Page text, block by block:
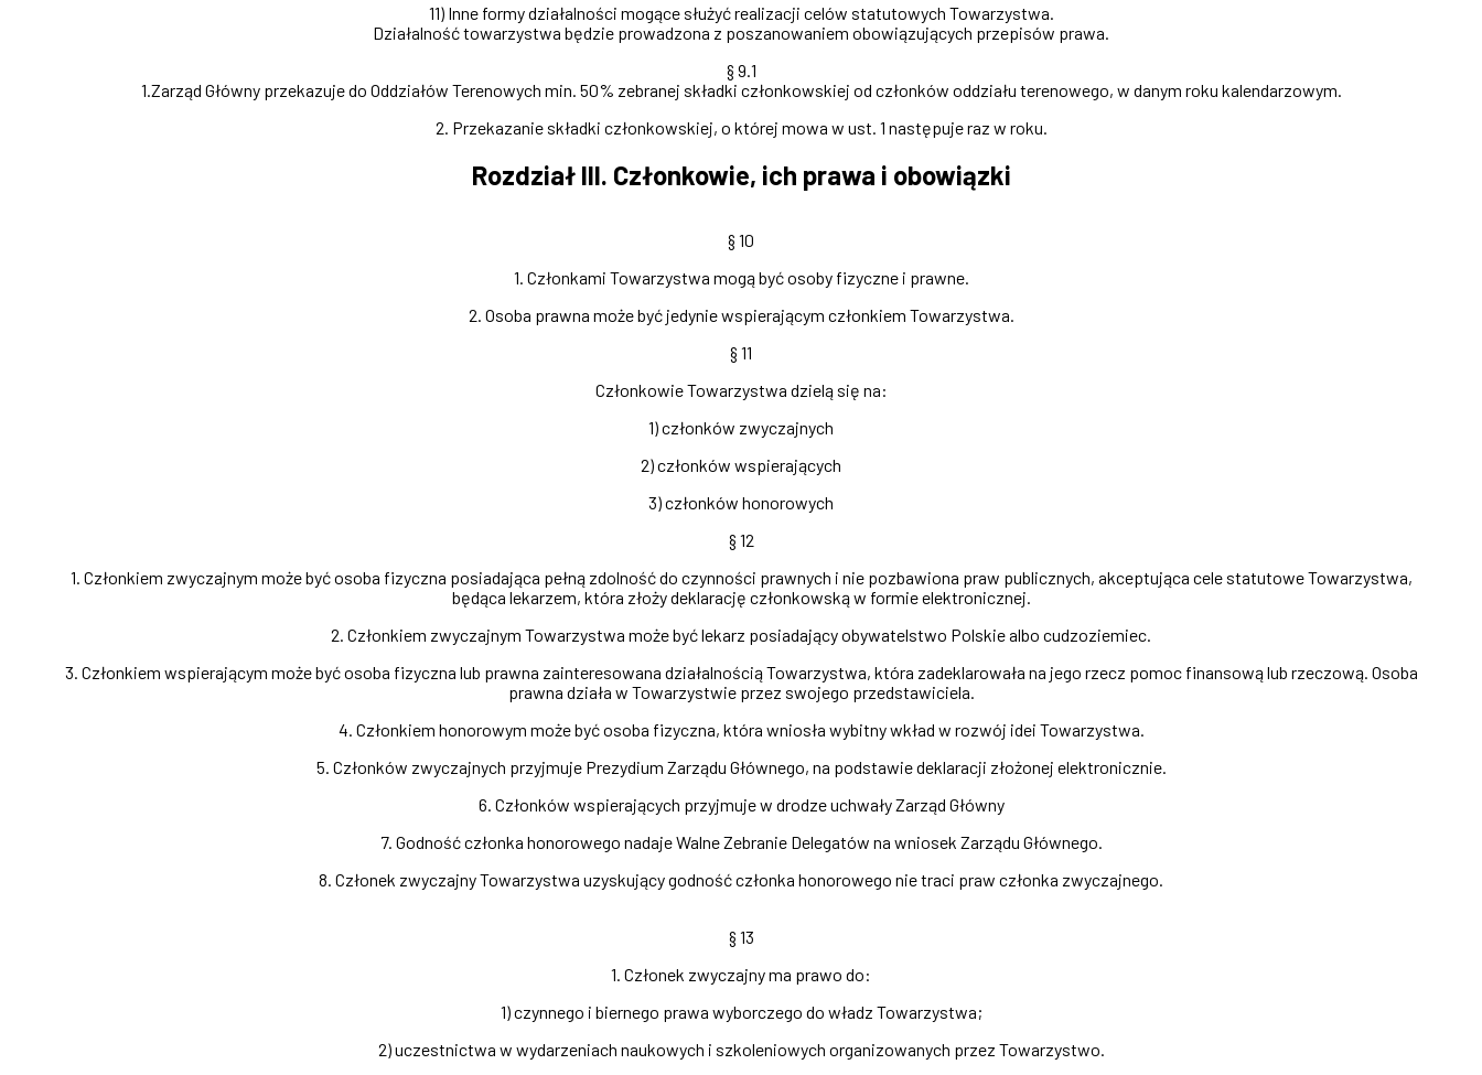
11) Inne formy działalności mogące służyć realizacji celów statutowych Towarzystwa.
Działalność towarzystwa będzie prowadzona z poszanowaniem obowiązujących przepisów prawa.
§ 9.1
1.Zarząd Główny przekazuje do Oddziałów Terenowych min. 50% zebranej składki członkowskiej od członków oddziału terenowego, w danym roku kalendarzowym.
2. Przekazanie składki członkowskiej, o której mowa w ust. 1 następuje raz w roku.
Rozdział III. Członkowie, ich prawa i obowiązki
§ 10
1. Członkami Towarzystwa mogą być osoby fizyczne i prawne.
2. Osoba prawna może być jedynie wspierającym członkiem Towarzystwa.
§ 11
Członkowie Towarzystwa dzielą się na:
1) członków zwyczajnych
2) członków wspierających
3) członków honorowych
§ 12
1. Członkiem zwyczajnym może być osoba fizyczna posiadająca pełną zdolność do czynności prawnych i nie pozbawiona praw publicznych, akceptująca cele statutowe Towarzystwa,
będąca lekarzem, która złoży deklarację członkowską w formie elektronicznej.
2. Członkiem zwyczajnym Towarzystwa może być lekarz posiadający obywatelstwo Polskie albo cudzoziemiec.
3. Członkiem wspierającym może być osoba fizyczna lub prawna zainteresowana działalnością Towarzystwa, która zadeklarowała na jego rzecz pomoc finansową lub rzeczową. Osoba
prawna działa w Towarzystwie przez swojego przedstawiciela.
4. Członkiem honorowym może być osoba fizyczna, która wniosła wybitny wkład w rozwój idei Towarzystwa.
5. Członków zwyczajnych przyjmuje Prezydium Zarządu Głównego, na podstawie deklaracji złożonej elektronicznie.
6. Członków wspierających przyjmuje w drodze uchwały Zarząd Główny
7. Godność członka honorowego nadaje Walne Zebranie Delegatów na wniosek Zarządu Głównego.
8. Członek zwyczajny Towarzystwa uzyskujący godność członka honorowego nie traci praw członka zwyczajnego.
§ 13
1. Członek zwyczajny ma prawo do:
1) czynnego i biernego prawa wyborczego do władz Towarzystwa;
2) uczestnictwa w wydarzeniach naukowych i szkoleniowych organizowanych przez Towarzystwo.